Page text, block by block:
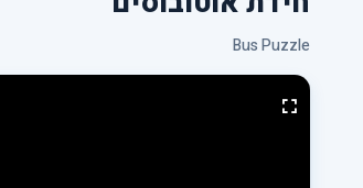
Bus Puzzle